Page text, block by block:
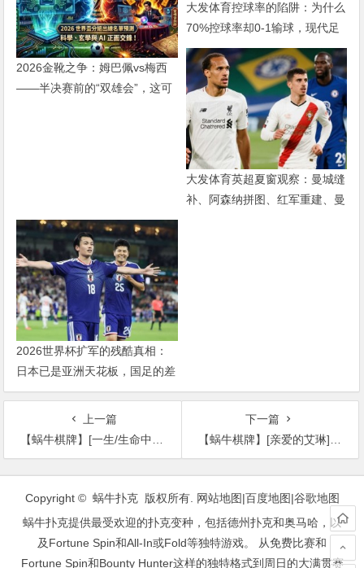
2026金靴之争：姆巴佩vs梅西
——半决赛前的“双雄会”，这可
大发体育控球率的陷阱：为什么
70%控球率却0-1输球，现代足
球早已不是“球权游戏”
大发体育英超夏窗观察：曼城缝
补、阿森纳拼图、红军重建、曼
2026世界杯扩军的残酷真相：
日本已是亚洲天花板，国足的差
距远不止几个名额
上一篇
【蜗牛棋牌】[一生/生命中的美好意外][BD-MP4/1.8G][英语中字][1080P][豆瓣6.9大咖云集爱情电影]
下一篇
【蜗牛棋牌】[亲爱的艾琳][HD-MP4/2.3G][日语中字][720P][日本光棍娶菲律宾老婆]
文
Copyright © 蜗牛扑克 版权所有. 网站地图|百度地图|谷歌地图
蜗牛扑克提供最受欢迎的扑克变种，包括德州扑克和奥马哈，以
及Fortune Spin和All-In或Fold等独特游戏。 从免费比赛和
Fortune Spin和Bounty Hunter这样的独特格式到周日的大满贯赛